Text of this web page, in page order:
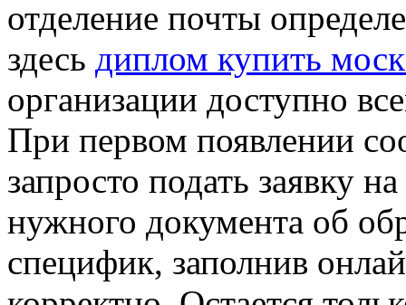
отделение почты
здесь диплом купить
организации доступно
При первом появлении
запросто подать заявку
нужного документа об
специфик, заполнив